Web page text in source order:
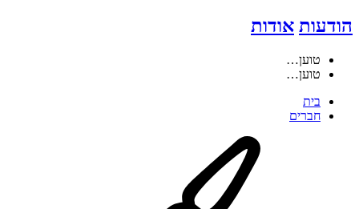
הודעות אודות
טוען…
טוען…
בית
חברים